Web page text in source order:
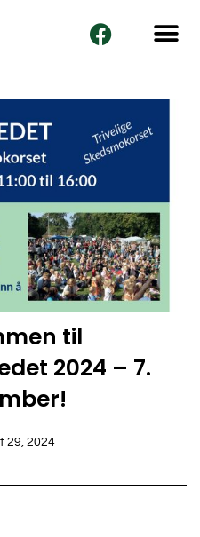
F
a
o
o
til
2024 – 7.
29, 2024